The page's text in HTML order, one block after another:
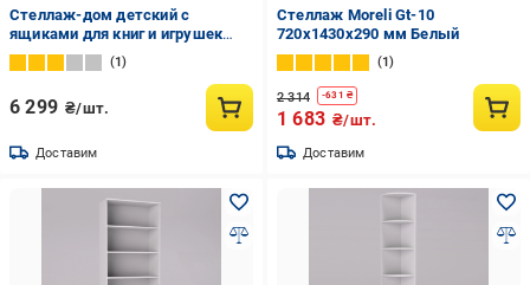
Стеллаж-дом детский с
ящиками для книг и игрушек
155х100х30 см Белый (DP-7)
1
6 299 ₴/шт.
Доставим
Стеллаж Moreli Gt-10
720x1430x290 мм Белый
1
2 314 -631 ₴
1 683 ₴/шт.
Доставим